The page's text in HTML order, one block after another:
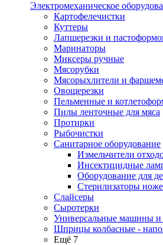
Электромеханическое
Картофелечистки
Куттеры
Лапшерезки и
Маринаторы
Миксеры ручные
Мясорубки
Мясорыхлители и
Овощерезки
Пельменные и
Пилы ленточные для мяса
Протирки
Рыбочистки
Санитарное оборудование
Измельчители
Инсектицидные
Оборудование для
Стерилизаторы
Слайсеры
Сыротерки
Универсальные машины
Шприцы колбасные -
Ещё 7